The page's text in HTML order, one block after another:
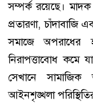
সম্পর্ক রয়েছে।
প্রতারণা, চাঁদাবাজি
সমাজে অপরাধের
নিরাপত্তাবোধ কমে
সেখানে সামাজিক
আইনশৃঙ্খলা